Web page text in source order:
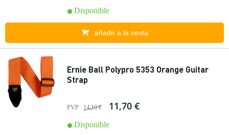
Disponible
añadir a la cesta
Ernie Ball Polypro 5353 Orange Guitar
Strap
PVP 14,10 € 11,70 €
Disponible